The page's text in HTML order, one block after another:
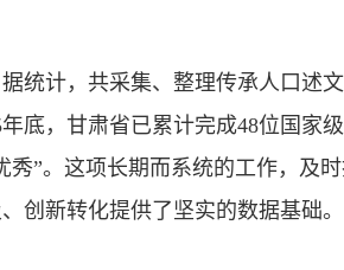
计，共采集、整理传承人口述文
底，甘肃省已累计完成48位国家
”。这项长期而系统的工作，及
创新转化提供了坚实的数据基础。